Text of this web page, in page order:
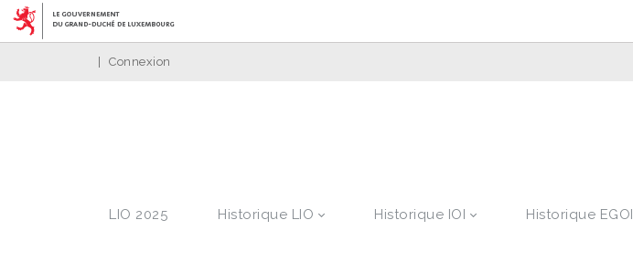
Connexion
LIO 2025 Historique LIO Historique IOI Historique EGOI